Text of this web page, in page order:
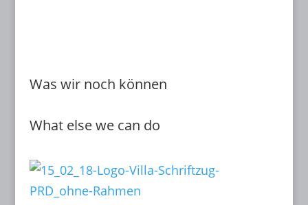
Was wir noch können
What else we can do